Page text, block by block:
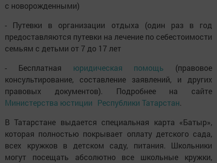
с новорожденными)
- Путевки в организации отдыха (один раз в год
предоставляются путевки на лечение по себестоимости
семьям с детьми от 7 до 17 лет
- Бесплатная юридическая помощь (правовое
консультирование, составление заявлений, и других
правовых документов). Подробнее на сайте
Министерства юстиции Республики Татарстан.
В Татарстане выдается специальная карта «Батыр»,
которая полностью покрывает оплату детского сада,
всех кружков в детском саду, питания. Школьники
могут посещать абсолютно все школьные кружки,